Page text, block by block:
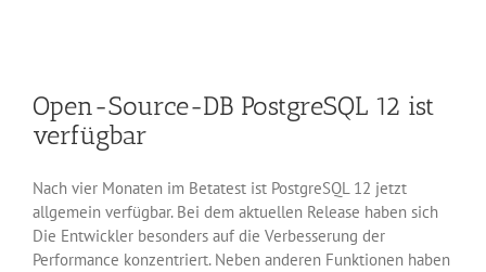
Open-Source-DB PostgreSQL 12 ist
verfügbar
Nach vier Monaten im Betatest ist PostgreSQL 12 jetzt
allgemein verfügbar. Bei dem aktuellen Release haben sich
Die Entwickler besonders auf die Verbesserung der
Performance konzentriert. Neben anderen Funktionen haben